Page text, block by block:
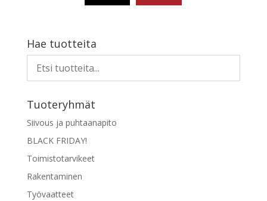
Hae tuotteita
Tuoteryhmät
Siivous ja puhtaanapito
BLACK FRIDAY!
Toimistotarvikeet
Rakentaminen
Työvaatteet